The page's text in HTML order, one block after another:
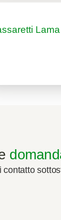
contatto